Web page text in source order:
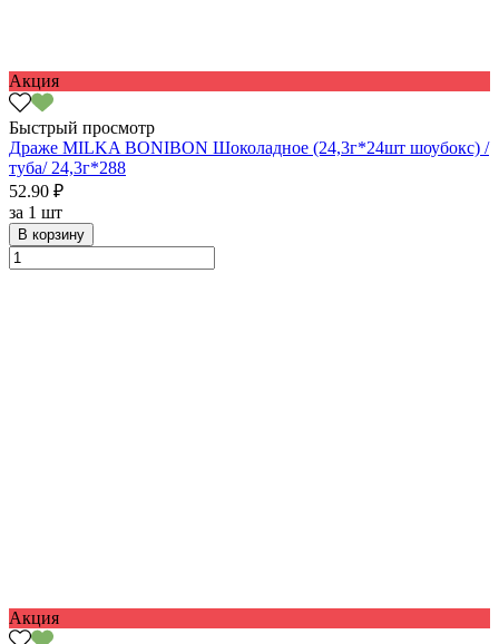
Акция
Быстрый просмотр
Драже MILKA BONIBON Шоколадное (24,3г*24шт шоубокс) /
туба/ 24,3г*288
52.90 ₽
за 1 шт
В корзину
Акция